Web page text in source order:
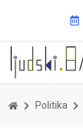
Politika